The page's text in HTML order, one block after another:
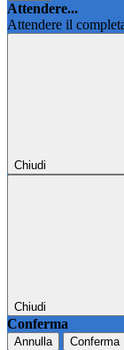
Attendere...
Attendere il
Chiudi
Chiudi
Conferma
Annulla Conferma